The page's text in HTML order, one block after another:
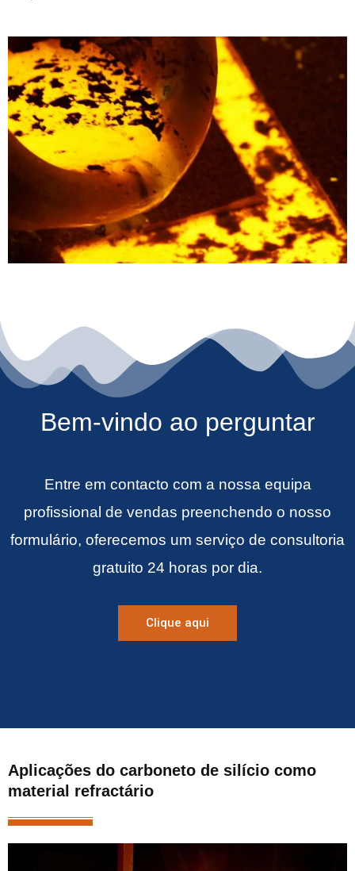
Bem-vindo ao perguntar
Entre em contacto com a nossa equipa
profissional de vendas preenchendo o nosso
formulário, oferecemos um serviço de consultoria
gratuito 24 horas por dia.
Clique aqui
Aplicações do carboneto de silício como
material refractário